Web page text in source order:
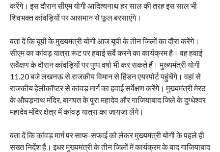
करेंगे। इस दौरान सीएम योगी आदित्यनाथ हर साल की तरह इस साल भी
शिवभक्त कांवड़ियों पर आसमान से फूल बरसाएंगे।
बता दें कि यूपी के मुख्यमंत्री योगी आज यूपी के तीन जिलों का दौरा करेंगे।
सीएम का कांवड़ यात्रा रूट पर हवाई सर्वे करने का कार्यक्रम है। वह हवाई
सर्वेक्षण के दौरान कांवड़ियों पर पुष्प वर्षा भी कर सकते हैं। मुख्यमंत्री योगी
11.20 बजे लखनऊ से राजकीय विमान से हिंडन एयरपोर्ट पहुंचेंगे। वहां से
राजकीय हेलीकॉप्टर से कांवड़ मार्ग का हवाई सर्वेक्षण करेंगे। मुख्यमंत्री मेरठ
के औघड़नाथ मंदिर, बागपत के पुरा महादेव और गाजियाबाद जिले के दुग्धेश्वर
महादेव मंदिर क्षेत्र में कांवड़ यात्रा का जायजा लेंगे।
बता दें कि कांवड़ मार्ग पर साफ-सफाई को लेकर मुख्यमंत्री योगी के पहले ही
सख्त निर्देश हैं। इधर मुख्यमंत्री के तीन जिलों में कार्यक्रम के बाद गाजियाबाद